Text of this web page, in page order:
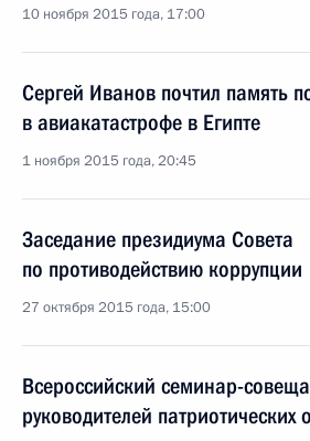
10 ноября 2015 года, 17:00
Сергей Иванов почтил память
в авиакатастрофе в Египте
1 ноября 2015 года, 20:45
Заседание президиума Совета
по противодействию коррупции
27 октября 2015 года, 15:00
Всероссийский семинар-
руководителей патриотических